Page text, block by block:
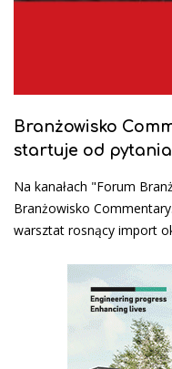
Branżowisko
startuje od
Na kanałach "Forum
Branżowisko
warsztat rosnący import